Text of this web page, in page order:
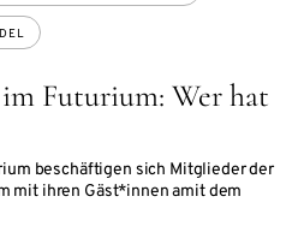
Futurium: Wer hat
beschäftigen sich Mitglieder der
mit ihren Gäst*innen amit dem